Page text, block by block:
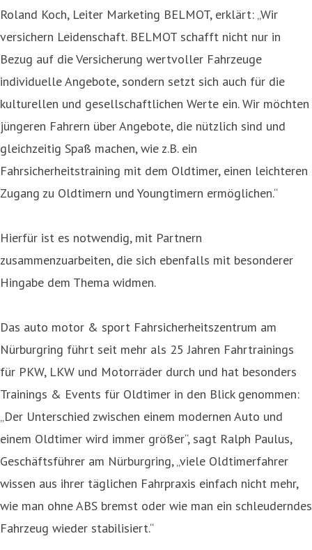
Roland Koch, Leiter Marketing BELMOT, erklärt: „Wir
versichern Leidenschaft. BELMOT schafft nicht nur in
Bezug auf die Versicherung wertvoller Fahrzeuge
individuelle Angebote, sondern setzt sich auch für die
kulturellen und gesellschaftlichen Werte ein. Wir möchten
jüngeren Fahrern über Angebote, die nützlich sind und
gleichzeitig Spaß machen, wie z.B. ein
Fahrsicherheitstraining mit dem Oldtimer, einen leichteren
Zugang zu Oldtimern und Youngtimern ermöglichen.“
Hierfür ist es notwendig, mit Partnern
zusammenzuarbeiten, die sich ebenfalls mit besonderer
Hingabe dem Thema widmen.
Das auto motor & sport Fahrsicherheitszentrum am
Nürburgring führt seit mehr als 25 Jahren Fahrtrainings
für PKW, LKW und Motorräder durch und hat besonders
Trainings & Events für Oldtimer in den Blick genommen:
„Der Unterschied zwischen einem modernen Auto und
einem Oldtimer wird immer größer“, sagt Ralph Paulus,
Geschäftsführer am Nürburgring, „viele Oldtimerfahrer
wissen aus ihrer täglichen Fahrpraxis einfach nicht mehr,
wie man ohne ABS bremst oder wie man ein schleuderndes
Fahrzeug wieder stabilisiert.“